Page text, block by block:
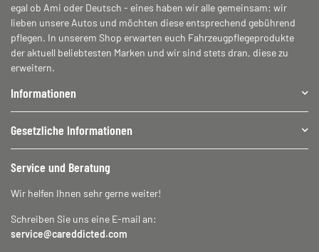
egal ob Ami oder Deutsch - eines haben wir alle gemeinsam: wir
lieben unsere Autos und möchten diese entsprechend gebührend
pflegen. In unserem Shop erwarten euch Fahrzeugpflegeprodukte
der aktuell beliebtesten Marken und wir sind stets dran, diese zu
erweitern.
Informationen
Gesetzliche Informationen
Service und Beratung
Wir helfen Ihnen sehr gerne weiter!
Schreiben Sie uns eine E-mail an:
service@careddicted.com